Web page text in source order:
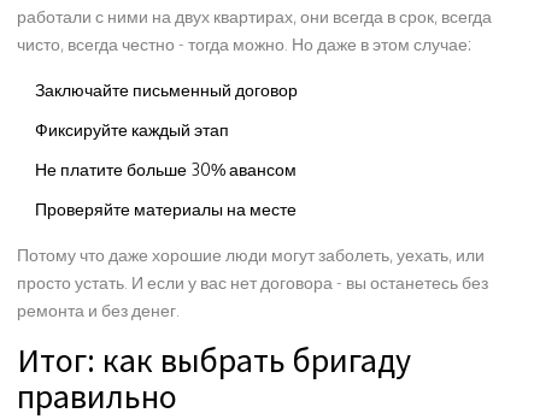
работали с ними на двух квартирах, они всегда в срок, всегда
чисто, всегда честно - тогда можно. Но даже в этом случае:
Заключайте письменный договор
Фиксируйте каждый этап
Не платите больше 30% авансом
Проверяйте материалы на месте
Потому что даже хорошие люди могут заболеть, уехать, или
просто устать. И если у вас нет договора - вы останетесь без
ремонта и без денег.
Итог: как выбрать бригаду
правильно